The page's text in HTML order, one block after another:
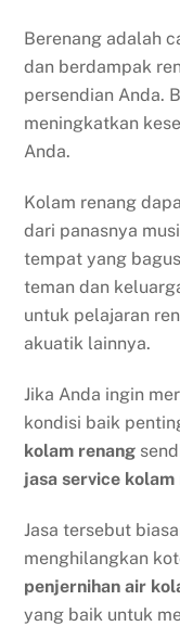
Berenang adalah
dan berdampak
persendian Anda.
meningkatkan
Anda.
Kolam renang
dari panasnya
tempat yang
teman dan
untuk pelajaran
akuatik lainnya.
Jika Anda ingin
kondisi baik
kolam renang
jasa service kolam
Jasa tersebut
menghilangkan
penjernihan air
yang baik untuk